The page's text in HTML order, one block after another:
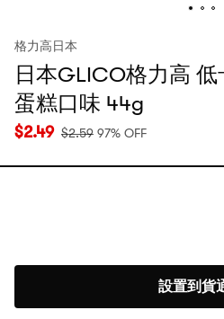
格力高日本
日本GLICO格力高
蛋糕口味 44g
$2.49 $2.59 97% OFF
設置到貨